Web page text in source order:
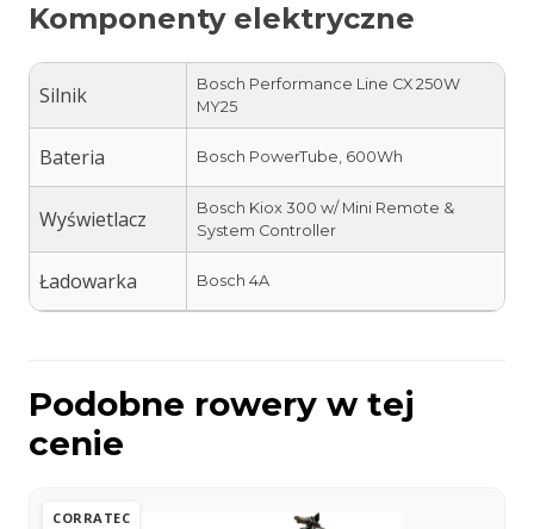
Komponenty elektryczne
Silnik
Bosch Performance Line CX 250W
MY25
Bateria Bosch PowerTube, 600Wh
Wyświetlacz
Bosch Kiox 300 w/ Mini Remote &
System Controller
Ładowarka Bosch 4A
Podobne rowery w tej
cenie
CORRATEC